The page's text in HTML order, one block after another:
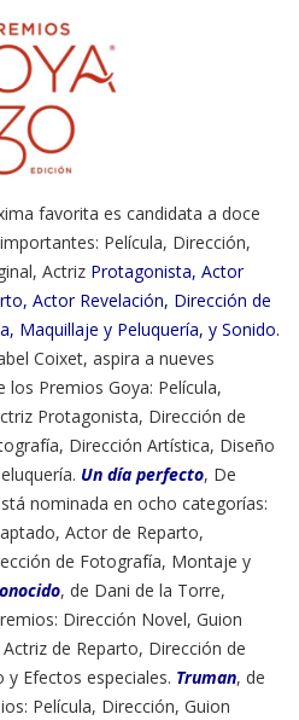
favorita es candidata a doce
Película, Dirección,
Actriz Protagonista, Actor
Actor Revelación, Dirección de
Maquillaje y Peluquería, y Sonido.
Coixet, aspira a nueves
los Premios Goya: Película,
Protagonista, Dirección de
Dirección Artística, Diseño
Un día perfecto, De
nominada en ocho categorías:
Actor de Reparto,
de Fotografía, Montaje y
, de Dani de la Torre,
Dirección Novel, Guion
de Reparto, Dirección de
Efectos especiales. Truman, de
Película, Dirección, Guion